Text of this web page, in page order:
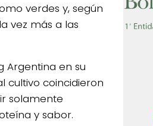
verdes y, según
vez más a las
Argentina en su
cultivo coincidieron
solamente
y sabor.